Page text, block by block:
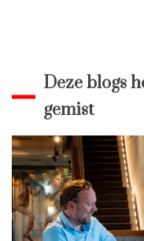
Deze blogs
gemist